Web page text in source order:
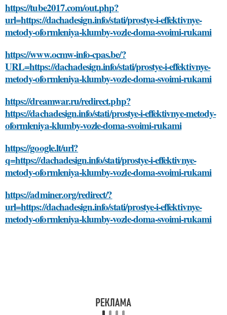
https://tube2017.com/out.php?
url=https://dachadesign.info/stati/prostye-i-effektivnye-
metody-oformleniya-klumby-vozle-doma-svoimi-rukami
https://www.ocmw-info-cpas.be/?
URL=https://dachadesign.info/stati/prostye-i-effektivnye-
metody-oformleniya-klumby-vozle-doma-svoimi-rukami
https://dreamwar.ru/redirect.php?
https://dachadesign.info/stati/prostye-i-effektivnye-metody-
oformleniya-klumby-vozle-doma-svoimi-rukami
https://google.lt/url?
q=https://dachadesign.info/stati/prostye-i-effektivnye-
metody-oformleniya-klumby-vozle-doma-svoimi-rukami
https://adminer.org/redirect/?
url=https://dachadesign.info/stati/prostye-i-effektivnye-
metody-oformleniya-klumby-vozle-doma-svoimi-rukami